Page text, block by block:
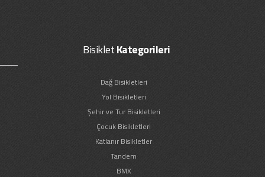
BisikletKategorileri
Dağ Bisikletleri
Yol Bisikletleri
Şehir ve Tur Bisikletleri
Çocuk Bisikletleri
Katlanır Bisikletler
Tandem
BMX